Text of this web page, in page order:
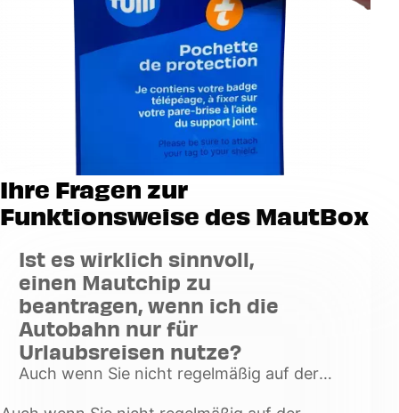
Ihre Fragen zur
Funktionsweise des MautBox
Ist es wirklich sinnvoll,
einen Mautchip zu
beantragen, wenn ich die
Autobahn nur für
Urlaubsreisen nutze?
Auch wenn Sie nicht regelmäßig auf der